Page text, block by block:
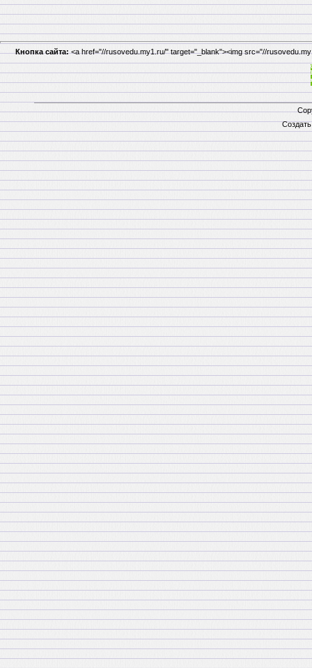
Кнопка сайта:<a href="//rusovedu.my1.ru/" target="_blank"><img src="//